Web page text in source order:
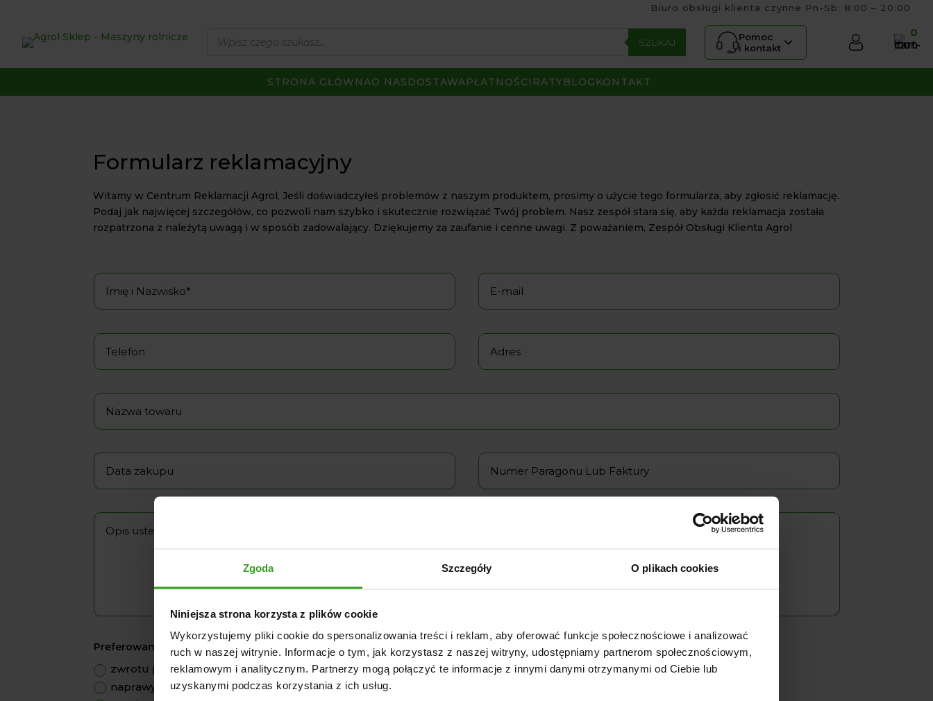
Zgoda Szczegóły O plikach cookies
Niniejsza strona korzysta z plików cookie
Wykorzystujemy pliki cookie do spersonalizowania treści i reklam, aby oferować funkcje społecznościowe i analizować
ruch w naszej witrynie. Informacje o tym, jak korzystasz z naszej witryny, udostępniamy partnerom społecznościowym,
reklamowym i analitycznym. Partnerzy mogą połączyć te informacje z innymi danymi otrzymanymi od Ciebie lub
uzyskanymi podczas korzystania z ich usług.
Biuro obsługi klienta czynne Pn-Sb: 8:00 – 20:00
produktów SZUKAJ
Pomoc
i kontakt
0
STRONA GŁÓWNAO NAS DOSTAWAPŁATNOŚCI RATYBLOG KONTAKT
Formularz reklamacyjny
Witamy w Centrum Reklamacji Agrol, Jeśli doświadczyłeś problemów z naszym produktem, prosimy o użycie tego formularza, aby zgłosić reklamację.
Podaj jak najwięcej szczegółów, co pozwoli nam szybko i skutecznie rozwiązać Twój problem. Nasz zespół stara się, aby każda reklamacja została
rozpatrzona z należytą uwagą i w sposób zadowalający. Dziękujemy za zaufanie i cenne uwagi. Z poważaniem, Zespół Obsługi Klienta Agrol
Preferowana forma uznania reklamacji:
zwrotu pieniędzy
naprawy